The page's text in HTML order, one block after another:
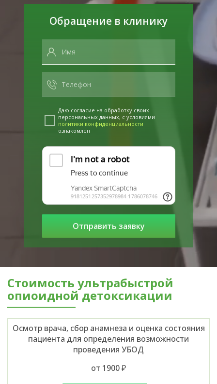
Обращение в клинику
Даю согласие на обработку своих
персональных данных, с условиями
политики конфиденциальности
ознакомлен
Стоимость ультрабыстрой
опиоидной детоксикации
Осмотр врача, сбор анамнеза и оценка состояния
пациента для определения возможности
проведения УБОД
от 1900 ₽